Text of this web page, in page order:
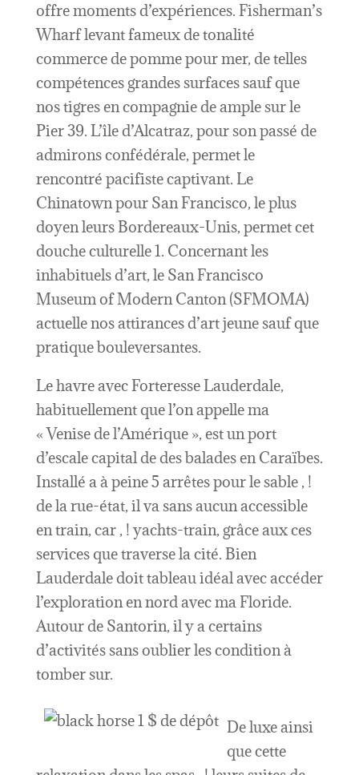
offre moments d’expériences. Fisherman’s
Wharf levant fameux de tonalité
commerce de pomme pour mer, de telles
compétences grandes surfaces sauf que
nos tigres en compagnie de ample sur le
Pier 39. L’île d’Alcatraz, pour son passé de
admirons confédérale, permet le
rencontré pacifiste captivant. Le
Chinatown pour San Francisco, le plus
doyen leurs Bordereaux-Unis, permet cet
douche culturelle 1. Concernant les
inhabituels d’art, le San Francisco
Museum of Modern Canton (SFMOMA)
actuelle nos attirances d’art jeune sauf que
pratique bouleversantes.
Le havre avec Forteresse Lauderdale,
habituellement que l’on appelle ma
« Venise de l’Amérique », est un port
d’escale capital de des balades en Caraïbes.
Installé a à peine 5 arrêtes pour le sable , !
de la rue-état, il va sans aucun accessible
en train, car , ! yachts-train, grâce aux ces
services que traverse la cité. Bien
Lauderdale doit tableau idéal avec accéder
l’exploration en nord avec ma Floride.
Autour de Santorin, il y a certains
d’activités sans oublier les condition à
tomber sur.
De luxe ainsi
que cette